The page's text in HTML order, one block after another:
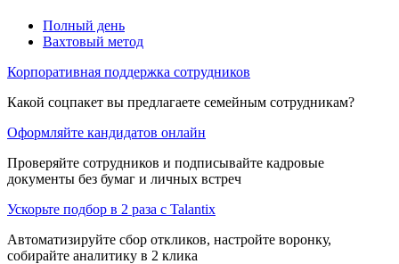
Полный день
Вахтовый метод
Корпоративная поддержка сотрудников
Какой соцпакет вы предлагаете семейным сотрудникам?
Оформляйте кандидатов онлайн
Проверяйте сотрудников и подписывайте кадровые
документы без бумаг и личных встреч
Ускорьте подбор в 2 раза с Talantix
Автоматизируйте сбор откликов, настройте воронку,
собирайте аналитику в 2 клика